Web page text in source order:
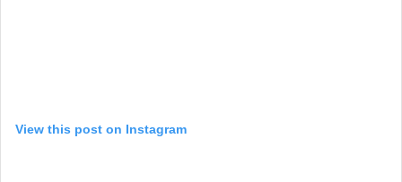
View this post on Instagram